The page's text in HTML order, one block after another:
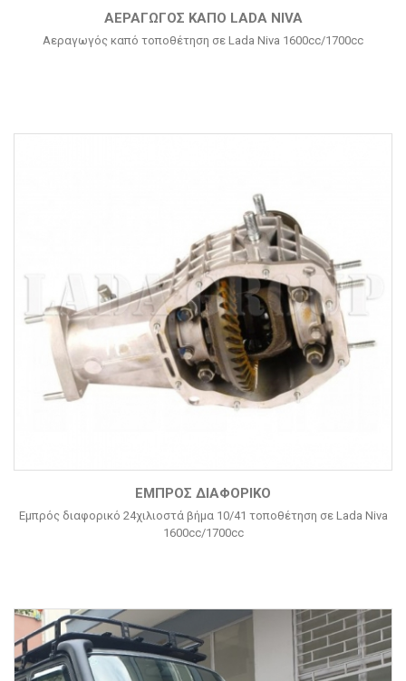
ΑΕΡΑΓΩΓΌΣ ΚΑΠΌ LADA NIVA
Αεραγωγός καπό τοποθέτηση σε Lada Niva 1600cc/1700cc
ΕΜΠΡΌΣ ΔΙΑΦΟΡΙΚΌ
Εμπρός διαφορικό 24χιλιοστά βήμα 10/41 τοποθέτηση σε Lada Niva
1600cc/1700cc